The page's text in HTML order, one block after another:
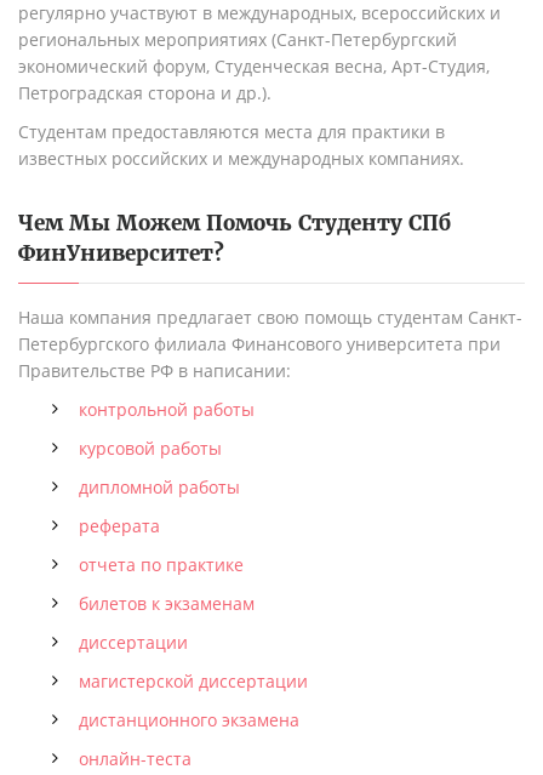
регулярно участвуют в международных, всероссийских и
региональных мероприятиях (Санкт-Петербургский
экономический форум, Студенческая весна, Арт-Студия,
Петроградская сторона и др.).
Студентам предоставляются места для практики в
известных российских и международных компаниях.
Чем Мы Можем Помочь Студенту СПб
ФинУниверситет?
Наша компания предлагает свою помощь студентам Санкт-
Петербургского филиала Финансового университета при
Правительстве РФ в написании:
контрольной работы
курсовой работы
дипломной работы
реферата
отчета по практике
билетов к экзаменам
диссертации
магистерской диссертации
дистанционного экзамена
онлайн-теста